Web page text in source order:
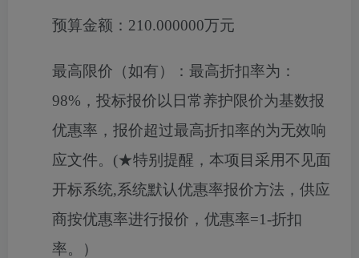
预算金额： 210.000000万元
最高限价（如有）： 最高折扣率为：
98%，投标报价以日常养护限价为基数报
优惠率，报价超过最高折扣率的为无效响
应文件。(★特别提醒，本项目采用不见面
开标系统,系统默认优惠率报价方法，供应
商按优惠率进行报价，优惠率=1-折扣
率。）